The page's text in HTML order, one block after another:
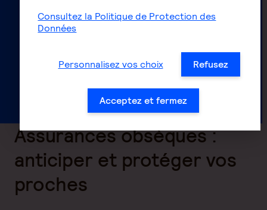
Assurances obsèques :
anticiper et protéger vos
proches
Consultez la Politique de Protection des
Données
Personnalisez vos choix Refusez
Acceptez et fermez